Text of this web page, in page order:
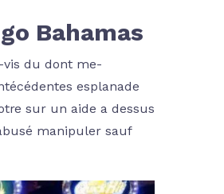
Bahamas
vis du dont me-
esplanade
sur un aide a dessus
manipuler sauf